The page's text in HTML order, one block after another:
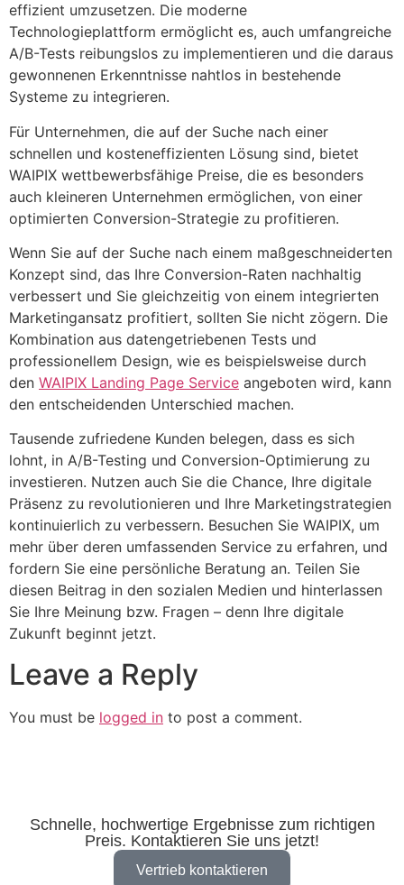
effizient umzusetzen. Die moderne
Technologieplattform ermöglicht es, auch umfangreiche
A/B-Tests reibungslos zu implementieren und die daraus
gewonnenen Erkenntnisse nahtlos in bestehende
Systeme zu integrieren.
Für Unternehmen, die auf der Suche nach einer
schnellen und kosteneffizienten Lösung sind, bietet
WAIPIX wettbewerbsfähige Preise, die es besonders
auch kleineren Unternehmen ermöglichen, von einer
optimierten Conversion-Strategie zu profitieren.
Wenn Sie auf der Suche nach einem maßgeschneiderten
Konzept sind, das Ihre Conversion-Raten nachhaltig
verbessert und Sie gleichzeitig von einem integrierten
Marketingansatz profitiert, sollten Sie nicht zögern. Die
Kombination aus datengetriebenen Tests und
professionellem Design, wie es beispielsweise durch
den WAIPIX Landing Page Service angeboten wird, kann
den entscheidenden Unterschied machen.
Tausende zufriedene Kunden belegen, dass es sich
lohnt, in A/B-Testing und Conversion-Optimierung zu
investieren. Nutzen auch Sie die Chance, Ihre digitale
Präsenz zu revolutionieren und Ihre Marketingstrategien
kontinuierlich zu verbessern. Besuchen Sie WAIPIX, um
mehr über deren umfassenden Service zu erfahren, und
fordern Sie eine persönliche Beratung an. Teilen Sie
diesen Beitrag in den sozialen Medien und hinterlassen
Sie Ihre Meinung bzw. Fragen – denn Ihre digitale
Zukunft beginnt jetzt.
Leave a Reply
You must be logged in to post a comment.
Schnelle, hochwertige Ergebnisse zum richtigen
Preis. Kontaktieren Sie uns jetzt!
Vertrieb kontaktieren